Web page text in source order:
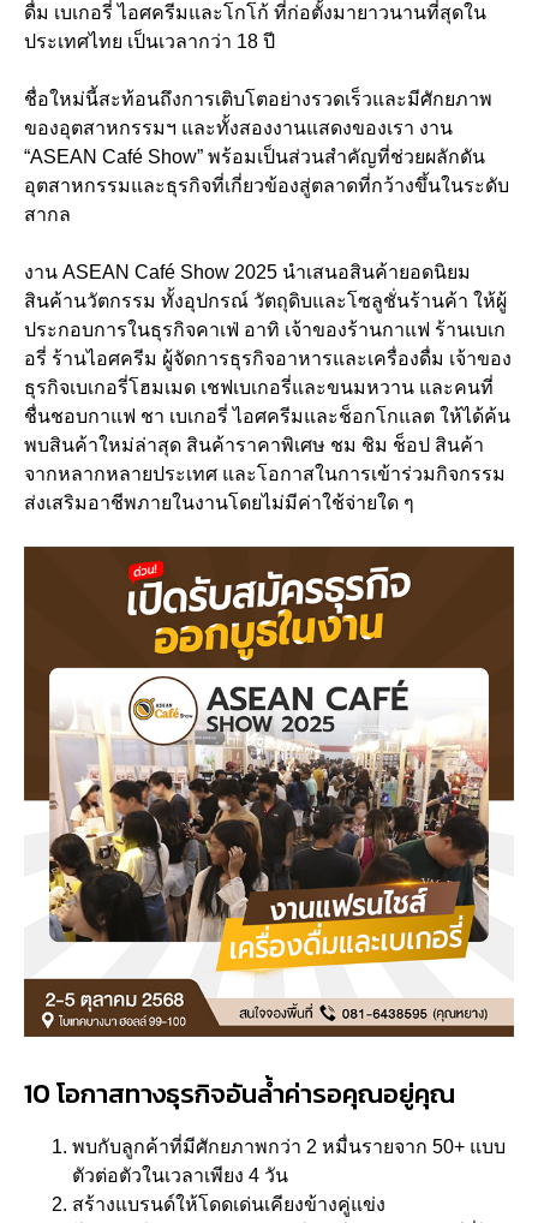
ดื่ม เบเกอรี่ ไอศครีมและโกโก้ ที่ก่อตั้งมายาวนานที่สุดใน
ประเทศไทย เป็นเวลากว่า 18 ปี
ชื่อใหม่นี้สะท้อนถึงการเติบโตอย่างรวดเร็วและมีศักยภาพ
ของอุตสาหกรรมฯ และทั้งสองงานแสดงของเรา งาน
“ASEAN Café Show” พร้อมเป็นส่วนสำคัญที่ช่วยผลักดัน
อุตสาหกรรมและธุรกิจที่เกี่ยวข้องสู่ตลาดที่กว้างขึ้นในระดับ
สากล
งาน ASEAN Café Show 2025 นำเสนอสินค้ายอดนิยม
สินค้านวัตกรรม ทั้งอุปกรณ์ วัตถุดิบและโซลูชั่นร้านค้า ให้ผู้
ประกอบการในธุรกิจคาเฟ่ อาทิ เจ้าของร้านกาแฟ ร้านเบเก
อรี่ ร้านไอศครีม ผู้จัดการธุรกิจอาหารและเครื่องดื่ม เจ้าของ
ธุรกิจเบเกอรี่โฮมเมด เชฟเบเกอรี่และขนมหวาน และคนที่
ชื่นชอบกาแฟ ชา เบเกอรี่ ไอศครีมและช็อกโกแลต ให้ได้ค้น
พบสินค้าใหม่ล่าสุด สินค้าราคาพิเศษ ชม ชิม ช็อป สินค้า
จากหลากหลายประเทศ และโอกาสในการเข้าร่วมกิจกรรม
ส่งเสริมอาชีพภายในงานโดยไม่มีค่าใช้จ่ายใด ๆ
10 โอกาสทางธุรกิจอันล้ำค่ารอคุณอยู่คุณ
พบกับลูกค้าที่มีศักยภาพกว่า 2 หมื่นรายจาก 50+ แบบ
ตัวต่อตัวในเวลาเพียง 4 วัน
สร้างแบรนด์ให้โดดเด่นเคียงข้างคู่แข่ง